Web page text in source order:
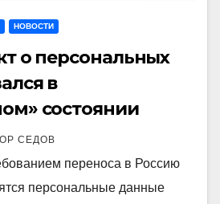
НОВОСТИ
о персональных
в
состоянии
СЕДОВ
переноса в Россию
персональные данные